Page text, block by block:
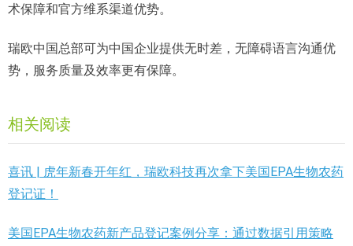
术保障和官方维系渠道优势。
瑞欧中国总部可为中国企业提供无时差，无障碍语言沟通优
势，服务质量及效率更有保障。
相关阅读
喜讯 | 虎年新春开年红，瑞欧科技再次拿下美国EPA生物农药
登记证！
美国EPA生物农药新产品登记案例分享：通过数据引用策略